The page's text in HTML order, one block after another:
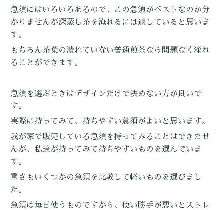
急須にはいろいろあるので、この急須がベストなのか分
かりませんが深蒸し茶を淹れるには適していると思いま
す。
もちろん茶葉の潰れていない普通煎茶なら問題なく淹れ
ることができます。
急須を選ぶときはデザインだけで決めない方が良いで
す。
実際に持ってみて、持ちやすい急須がよいと思います。
我が家で販売している急須を持ってみることはできませ
んが、私達が持ってみて持ちやすいものを選んでいま
す。
重さもいくつかの急須を比較して軽いものを選びまし
た。
急須は毎日使うものですから、使い勝手が悪いとストレ